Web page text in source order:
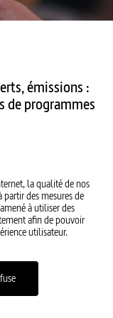
émissions :
de programmes
la qualité de nos
des mesures de
à utiliser des
afin de pouvoir
utilisateur.